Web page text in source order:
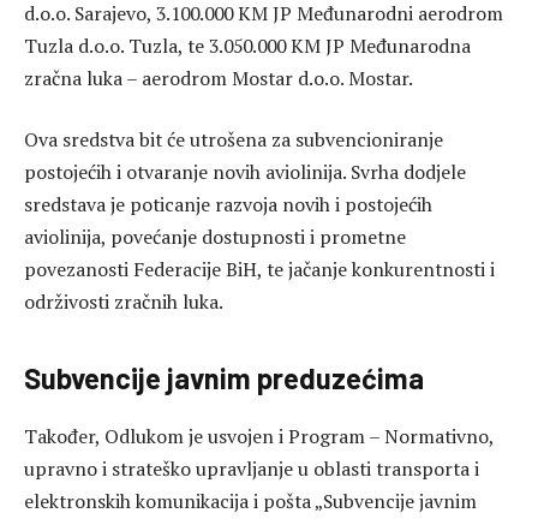
d.o.o. Sarajevo, 3.100.000 KM JP Međunarodni aerodrom
Tuzla d.o.o. Tuzla, te 3.050.000 KM JP Međunarodna
zračna luka – aerodrom Mostar d.o.o. Mostar.
Ova sredstva bit će utrošena za subvencioniranje
postojećih i otvaranje novih aviolinija. Svrha dodjele
sredstava je poticanje razvoja novih i postojećih
aviolinija, povećanje dostupnosti i prometne
povezanosti Federacije BiH, te jačanje konkurentnosti i
održivosti zračnih luka.
Subvencije javnim preduzećima
Također, Odlukom je usvojen i Program – Normativno,
upravno i strateško upravljanje u oblasti transporta i
elektronskih komunikacija i pošta „Subvencije javnim